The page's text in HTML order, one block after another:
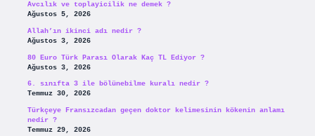
Avcılık ve toplayicilik ne demek ?
Ağustos 5, 2026
Allah’ın ikinci adı nedir ?
Ağustos 3, 2026
80 Euro Türk Parası Olarak Kaç TL Ediyor ?
Ağustos 3, 2026
6. sınıfta 3 ile bölünebilme kuralı nedir ?
Temmuz 30, 2026
Türkçeye Fransızcadan geçen doktor kelimesinin kökenin anlamı
nedir ?
Temmuz 29, 2026